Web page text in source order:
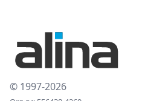
© 1997-2026